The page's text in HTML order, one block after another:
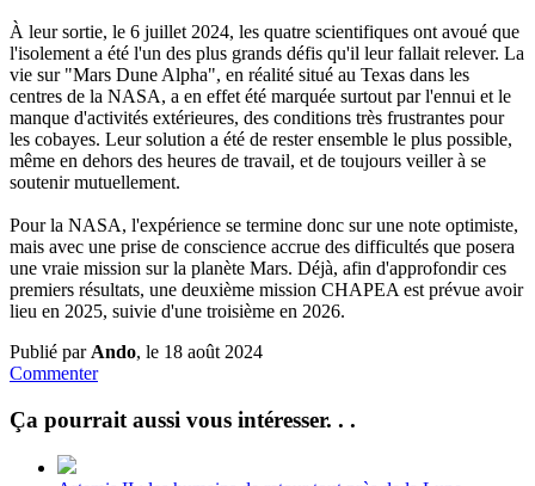
À leur sortie, le 6 juillet 2024, les quatre scientifiques ont avoué que
l'isolement a été l'un des plus grands défis qu'il leur fallait relever. La
vie sur "Mars Dune Alpha", en réalité situé au Texas dans les
centres de la NASA, a en effet été marquée surtout par l'ennui et le
manque d'activités extérieures, des conditions très frustrantes pour
les cobayes. Leur solution a été de rester ensemble le plus possible,
même en dehors des heures de travail, et de toujours veiller à se
soutenir mutuellement.
Pour la NASA, l'expérience se termine donc sur une note optimiste,
mais avec une prise de conscience accrue des difficultés que posera
une vraie mission sur la planète Mars. Déjà, afin d'approfondir ces
premiers résultats, une deuxième mission CHAPEA est prévue avoir
lieu en 2025, suivie d'une troisième en 2026.
Publié par Ando, le 18 août 2024
Commenter
Ça pourrait aussi vous intéresser. . .